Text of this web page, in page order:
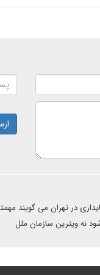
در تهران می گویند
نه ویترین سازمان ملل